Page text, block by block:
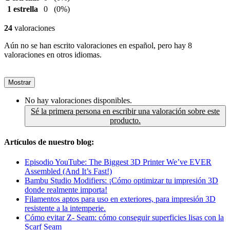
1 estrella
0 (0%)
24 valoraciones
Aún no se han escrito valoraciones en español, pero hay 8
valoraciones en otros idiomas.
Mostrar
No hay valoraciones disponibles.
Sé la primera persona en escribir una valoración sobre este
producto.
Artículos de nuestro blog:
Episodio YouTube: The Biggest 3D Printer We’ve EVER
Assembled (And It’s Fast!)
Bambu Studio Modifiers: ¡Cómo optimizar tu impresión 3D
donde realmente importa!
Filamentos aptos para uso en exteriores, para impresión 3D
resistente a la intemperie.
Cómo evitar Z- Seam: cómo conseguir superficies lisas con la
Scarf Seam